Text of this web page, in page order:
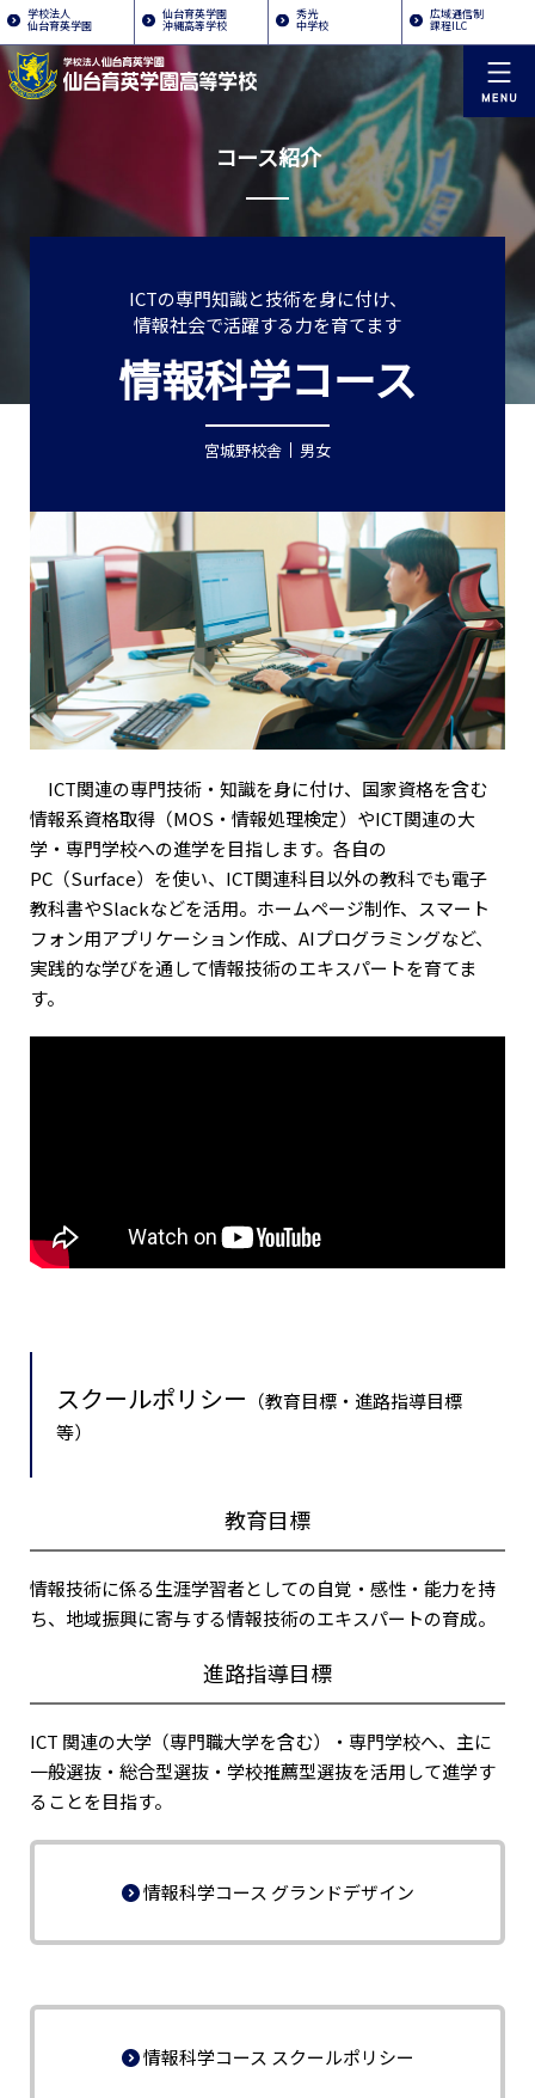
学校法人
仙台育英学園
仙台育英学園
沖縄高等学校
秀光
中学校
広域通信制
課程ILC
コース紹介
ICTの専門知識と技術を身に付け、
情報社会で活躍する力を育てます
情報科学コース
宮城野校舎 男女
ICT関連の専門技術・知識を身に付け、国家資格を含む
情報系資格取得（MOS・情報処理検定）やICT関連の大
学・専門学校への進学を目指します。各自の
PC（Surface）を使い、ICT関連科目以外の教科でも電子
教科書やSlackなどを活用。ホームページ制作、スマート
フォン用アプリケーション作成、AIプログラミングなど、
実践的な学びを通して情報技術のエキスパートを育てま
す。
スクールポリシー （教育目標・進路指導目標
等）
教育目標
情報技術に係る生涯学習者としての自覚・感性・能力を持
ち、地域振興に寄与する情報技術のエキスパートの育成。
進路指導目標
ICT 関連の大学（専門職大学を含む）・専門学校へ、主に
一般選抜・総合型選抜・学校推薦型選抜を活用して進学す
ることを目指す。
情報科学コース グランドデザイン
情報科学コース スクールポリシー